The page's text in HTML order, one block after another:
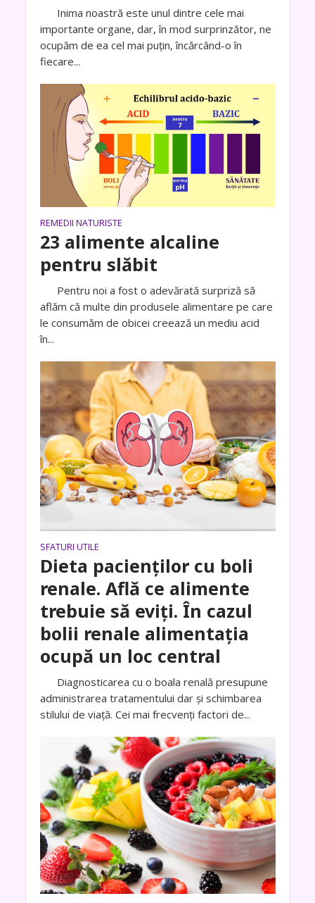
Inima noastră este unul dintre cele mai
importante organe, dar, în mod surprinzător, ne
ocupăm de ea cel mai puțin, încărcând-o în
fiecare...
REMEDII NATURISTE
23 alimente alcaline
pentru slăbit
Pentru noi a fost o adevărată surpriză să
aflăm că multe din produsele alimentare pe care
le consumăm de obicei creează un mediu acid
în...
SFATURI UTILE
Dieta pacienților cu boli
renale. Află ce alimente
trebuie să eviți. În cazul
bolii renale alimentația
ocupă un loc central
Diagnosticarea cu o boala renală presupune
administrarea tratamentului dar și schimbarea
stilului de viață. Cei mai frecvenți factori de...